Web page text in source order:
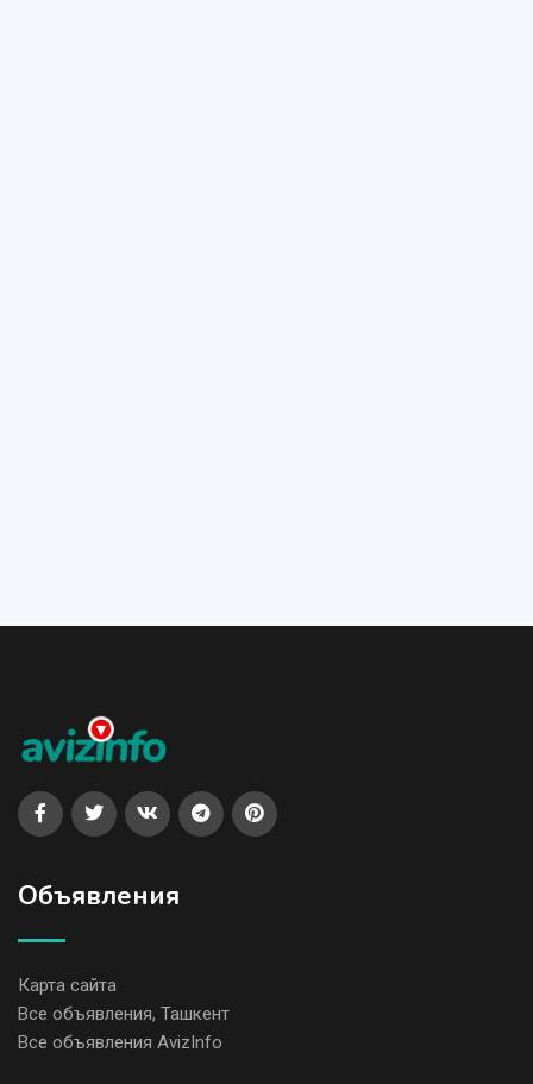
Объявления
Карта сайта
Все объявления, Ташкент
Все объявления AvizInfo